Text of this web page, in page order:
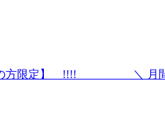
の方限定】 !!!! ＼ 月間売